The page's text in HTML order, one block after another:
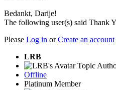
Bedankt, Darije!
The following user(s) said Thank
Please Log in orCreate an account
LRB
Topic
Offline
Platinum Member